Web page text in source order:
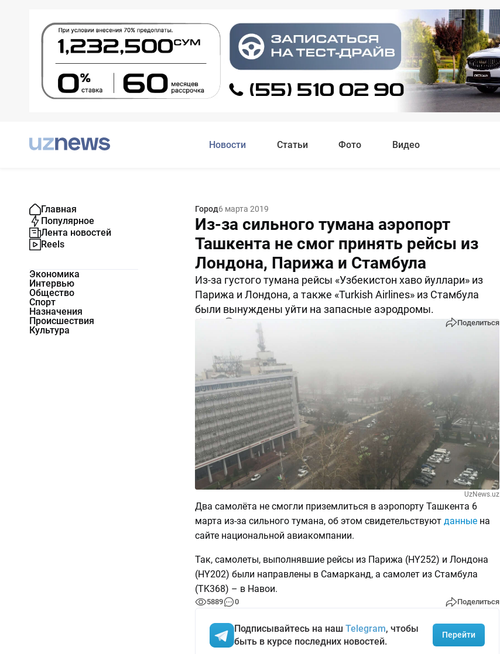
Новости Статьи Фото Видео
Главная
Популярное
Лента новостей
Reels
Экономика
Интервью
Общество
Спорт
Назначения
Происшествия
Культура
Город6 марта 2019
Из-за сильного тумана аэропорт
Ташкента не смог принять рейсы из
Лондона, Парижа и Стамбула
Из-за густого тумана рейсы «Узбекистон хаво йуллари» из
Парижа и Лондона, а также «Turkish Airlines» из Стамбула
были вынуждены уйти на запасные аэродромы.
Поделиться
UzNews.uz
Два самолёта не смогли приземлиться в аэропорту Ташкента 6
марта из-за сильного тумана, об этом свидетельствуют данныена
сайте национальной авиакомпании.
Так, самолеты, выполнявшие рейсы из Парижа (HY252) и Лондона
(HY202) были направлены в Самарканд, а самолет из Стамбула
(TK368) – в Навои.
5889 0 Поделиться
Подписывайтесь на наш Telegram, чтобы
быть в курсе последних новостей.
Перейти